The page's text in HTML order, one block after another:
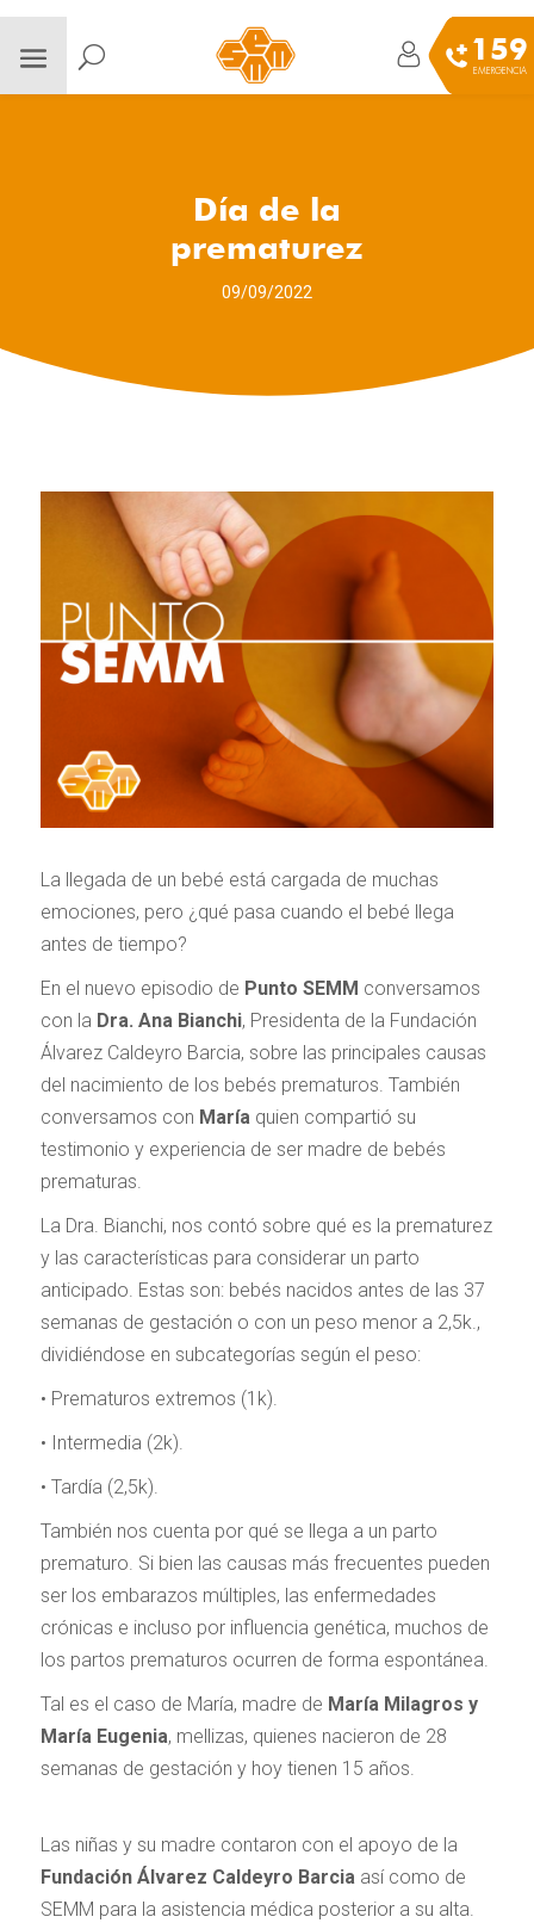
159
EMERGENCIA
Día de la
prematurez
09/09/2022
La llegada de un bebé está cargada de muchas
emociones, pero ¿qué pasa cuando el bebé llega
antes de tiempo?
En el nuevo episodio de Punto SEMM conversamos
con la Dra. Ana Bianchi, Presidenta de la Fundación
Álvarez Caldeyro Barcia, sobre las principales causas
del nacimiento de los bebés prematuros. También
conversamos con Maríaquien compartió su
testimonio y experiencia de ser madre de bebés
prematuras.
La Dra. Bianchi, nos contó sobre qué es la prematurez
y las características para considerar un parto
anticipado. Estas son: bebés nacidos antes de las 37
semanas de gestación o con un peso menor a 2,5k.,
dividiéndose en subcategorías según el peso:
• Prematuros extremos (1k).
• Intermedia (2k).
• Tardía (2,5k).
También nos cuenta por qué se llega a un parto
prematuro. Si bien las causas más frecuentes pueden
ser los embarazos múltiples, las enfermedades
crónicas e incluso por influencia genética, muchos de
los partos prematuros ocurren de forma espontánea.
Tal es el caso de María, madre de María Milagros y
María Eugenia, mellizas, quienes nacieron de 28
semanas de gestación y hoy tienen 15 años.
Las niñas y su madre contaron con el apoyo de la
Fundación Álvarez Caldeyro Barciaasí como de
SEMM para la asistencia médica posterior a su alta.